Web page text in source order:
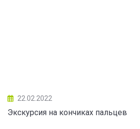
22.02.2022
Экскурсия на кончиках пальцев